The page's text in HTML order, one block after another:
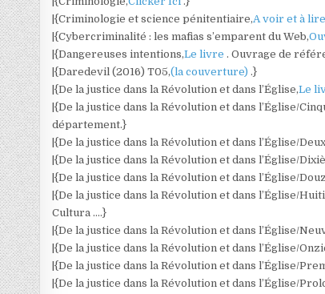
|{Criminologie et science pénitentiaire,A voir et à
|{Cybercriminalité : les mafias s’emparent du Web,
|{Dangereuses intentions,Le livre . Ouvrage de
|{Daredevil (2016) T05,(la couverture) .}
|{De la justice dans la Révolution et dans l’Église,Le
|{De la justice dans la Révolution et dans l’Église/
département.}
|{De la justice dans la Révolution et dans l’Église/
|{De la justice dans la Révolution et dans l’Église/
|{De la justice dans la Révolution et dans l’Église/
|{De la justice dans la Révolution et dans l’Église/
Cultura ….}
|{De la justice dans la Révolution et dans l’Église/
|{De la justice dans la Révolution et dans l’Église/
|{De la justice dans la Révolution et dans l’Église/
|{De la justice dans la Révolution et dans l’Église/